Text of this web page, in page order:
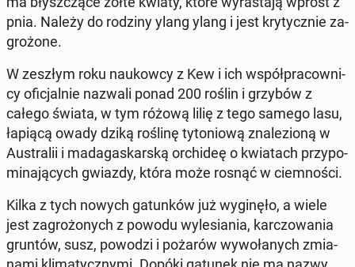
pnia. Należy do rodziny ylang ylang i jest kry­tycz­nie za­
gro­żo­ne.
W zeszłym roku na­ukow­cy z Kew i ich współ­pra­cow­ni­
cy ofi­cjal­nie nazwali ponad 200 roślin i grzybów z
całego świata, w tym różową lilię z tego samego lasu,
łapiącą owady dziką roślinę ty­to­nio­wą zna­le­zio­ną w
Au­stra­lii i ma­da­ga­skar­ską or­chi­deę o kwia­tach przy­po­
mi­na­ją­cych gwiazdy, która może rosnąć w ciem­no­ści.
Kilka z tych nowych ga­tun­ków już wy­gi­nę­ło, a wiele
jest za­gro­żo­nych z powodu wy­le­sia­nia, kar­czo­wa­nia
gruntów, susz, powodzi i pożarów wy­wo­ła­nych zmia­